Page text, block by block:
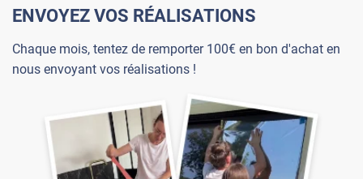
ENVOYEZ VOS RÉALISATIONS
Chaque mois, tentez de remporter 100€ en bon d'achat en
nous envoyant vos réalisations !